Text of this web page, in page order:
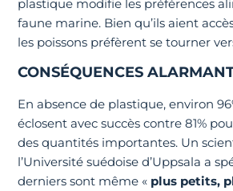
plastique modifie les préférences
faune marine. Bien qu’ils aient
les poissons préfèrent se tourner
CONSÉQUENCES
En absence de plastique, environ
éclosent avec succès contre 81%
des quantités importantes. Un
l’Université suédoise d’Uppsala a
derniers sont même « plus petits,